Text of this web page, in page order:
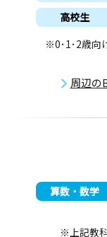
高校生
※0･1･2歳向
周辺の
算数・数学
※上記教